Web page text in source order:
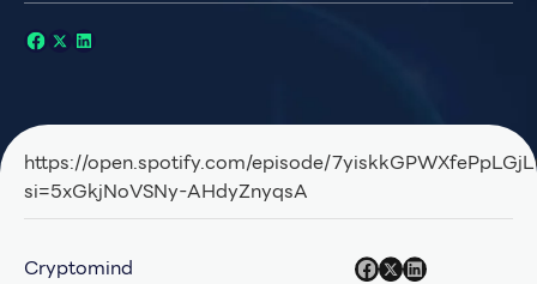
https://open.spotify.com/episode/
si=5xGkjNoVSNy-AHdyZnyqsA
Cryptomind